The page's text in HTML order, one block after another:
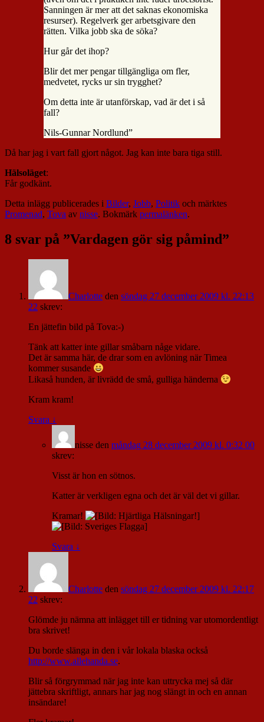
Sanningen är mer att det saknas ekonomiska
resurser). Regelverk ger arbetsgivare den
rätten. Vilka jobb ska de söka?
Hur går det ihop?
Blir det mer pengar tillgängliga om fler,
medvetet, rycks ur sin trygghet?
Om detta inte är utanförskap, vad är det i så
fall?
Nils-Gunnar Nordlund”
Då har jag i vart fall gjort något. Jag kan inte bara tiga still.
Hälsoläget:
Får godkänt.
Detta inlägg publicerades i Bilder, Jobb, Politik och märktes
Promenad, Tova av nisse. Bokmärk permalänken.
8 svar på ”Vardagen gör sig påmind”
Charlotte den söndag 27 december 2009 kl. 22:13
22 skrev:
En jättefin bild på Tova:-)
Tänk att katter inte gillar småbarn någe vidare.
Det är samma här, de drar som en avlöning när Timea
kommer susande
Likaså hunden, är livrädd de små, gulliga händerna
Kram kram!
Svara ↓
nisse den måndag 28 december 2009 kl. 0:32 00
skrev:
Visst är hon en sötnos.
Katter är verkligen egna och det är väl det vi gillar.
Kramar!
Svara ↓
Charlotte den söndag 27 december 2009 kl. 22:17
22 skrev:
Glömde ju nämna att inlägget till er tidning var utomordentligt
bra skrivet!
Du borde slänga in den i vår lokala blaska också
http://www.allehanda.se.
Blir så förgrymmad när jag inte kan uttrycka mej så där
jättebra skriftligt, annars har jag nog slängt in och en annan
insändare!